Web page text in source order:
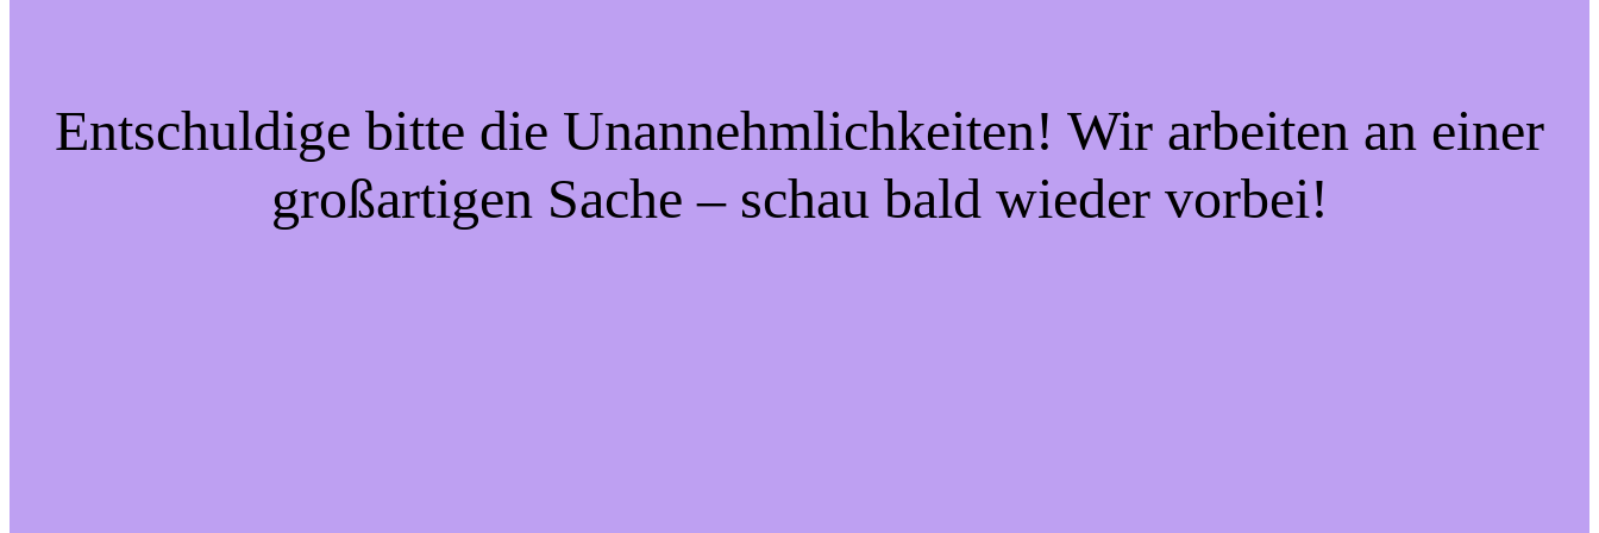
Entschuldige bitte die Unannehmlichkeiten! Wir arbeiten an einer
großartigen Sache – schau bald wieder vorbei!